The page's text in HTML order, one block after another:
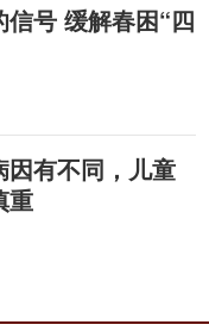
信号 缓解春困“四
因有不同，儿童
重